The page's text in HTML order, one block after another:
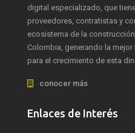
digital especializado, que
proveedores, contratistas y
ecosistema de la
Colombia, generando la
para el crecimiento de esta
conocer más
Enlaces de Interés